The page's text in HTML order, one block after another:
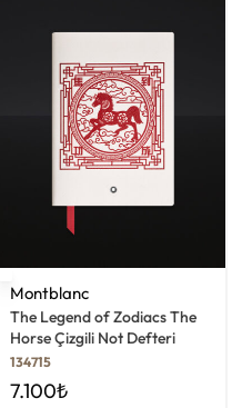
Montblanc
The Legend of Zodiacs The
Horse Çizgili Not Defteri
134715
7.100₺